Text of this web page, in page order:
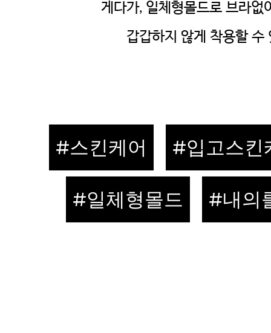
게다가, 일체형몰드로 브라없
갑갑하지 않게 착용할 수
#스킨케어 #입고스킨
#일체형몰드 #내의